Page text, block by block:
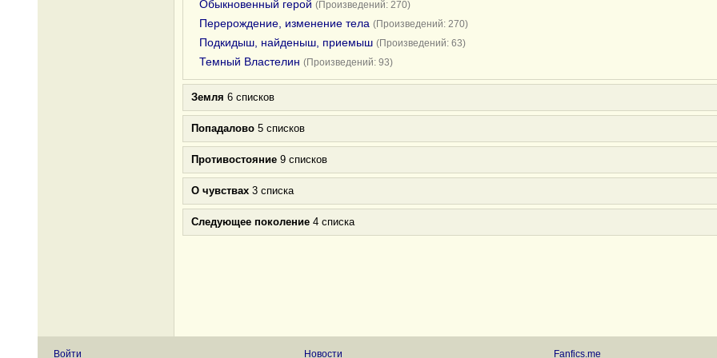
Обыкновенный герой (Произведений: 270)
Перерождение, изменение тела (Произведений: 270)
Подкидыш, найденыш, приемыш (Произведений: 63)
Темный Властелин (Произведений: 93)
Земля 6 списков
Попадалово 5 списков
Противостояние 9 списков
О чувствах 3 списка
Следующее поколение 4 списка
Войти Новости Fanfics.me